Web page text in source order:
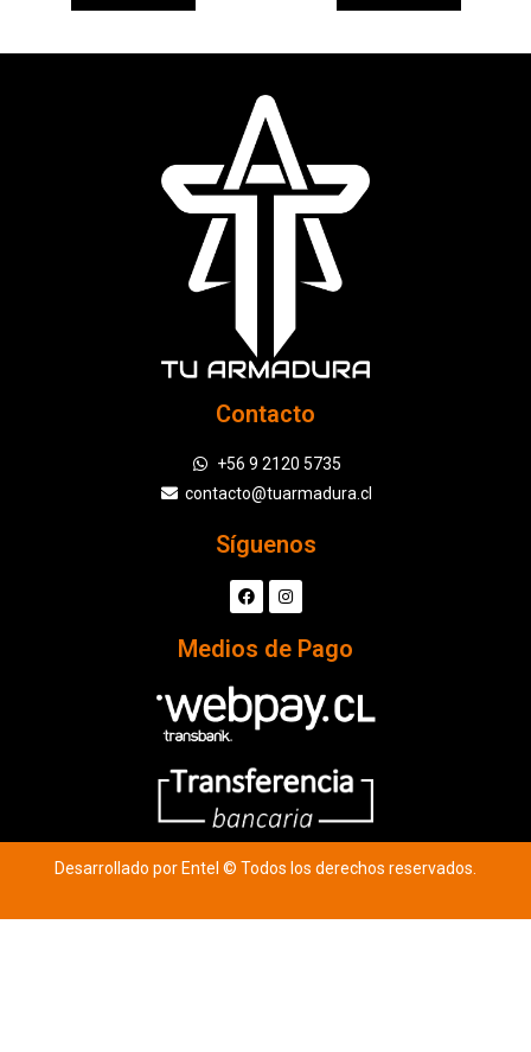
Contacto
+56 9 2120 5735
contacto@tuarmadura.cl
Síguenos
Medios de Pago
Desarrollado por Entel © Todos los derechos reservados.